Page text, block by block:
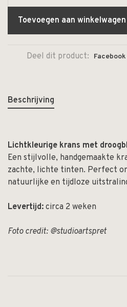
Toevoegen aan winkelwagen
Deel dit product: Facebook
Beschrijving
Lichtkleurige krans met
Een stijlvolle, handgemaakte
zachte, lichte tinten. Perfect
natuurlijke en tijdloze
Levertijd: circa 2 weken
Foto credit: @studioartspret